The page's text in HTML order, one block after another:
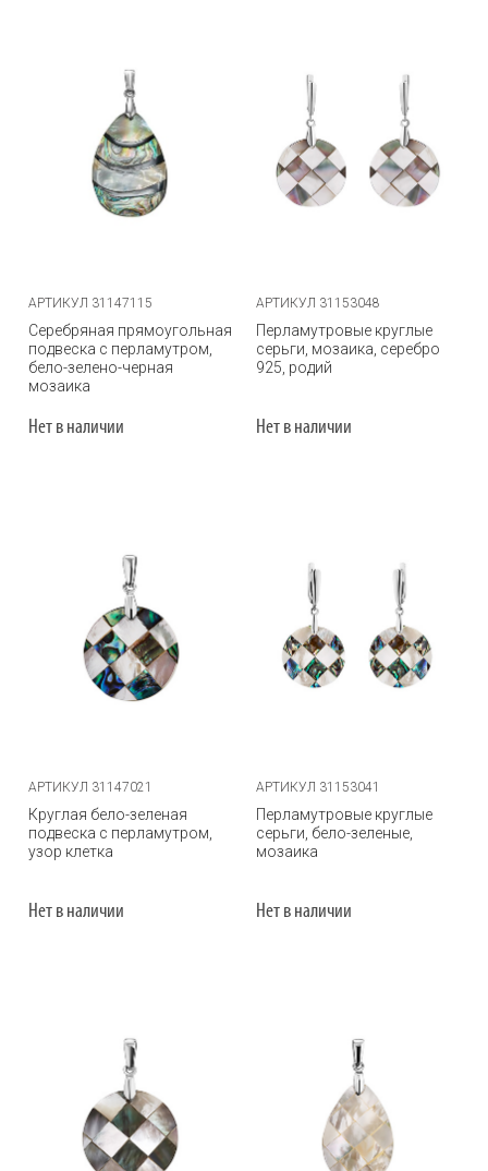
АРТИКУЛ 31147115
Серебряная прямоугольная
подвеска с перламутром,
бело-зелено-черная
мозаика
Нет в наличии
АРТИКУЛ 31153048
Перламутровые круглые
серьги, мозаика, серебро
925, родий
Нет в наличии
АРТИКУЛ 31147021
Круглая бело-зеленая
подвеска с перламутром,
узор клетка
Нет в наличии
АРТИКУЛ 31153041
Перламутровые круглые
серьги, бело-зеленые,
мозаика
Нет в наличии